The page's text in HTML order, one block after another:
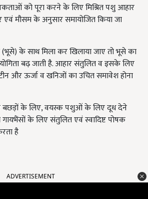
को पूरा करने के लिए मिश्रित पशु आहार
एवं मौसम के अनुसार समायोजित किया जा
के साथ मिला कर खिलाया जाए तो भूसे का
बढ़ जाती है. आहार संतुलित व इसके लिए
और ऊर्जा व खनिजों का उचित समावेश होना
बछड़ों के लिए, वयस्क पशुओं के लिए दूध देने
गायभैंसों के लिए संतुलित एवं स्वादिष्ट पोषक
है
ADVERTISEMENT